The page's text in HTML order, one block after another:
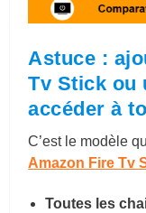
Astuce :
Tv Stick ou
accéder à
C’est le modèle
Amazon Fire Tv
Toutes les